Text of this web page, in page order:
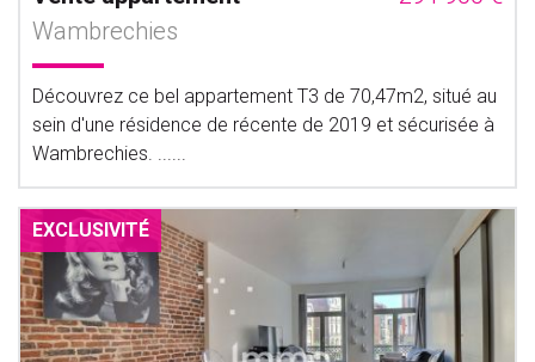
Wambrechies
Découvrez ce bel appartement T3 de 70,47m2, situé au
sein d'une résidence de récente de 2019 et sécurisée à
Wambrechies. ......
EXCLUSIVITÉ